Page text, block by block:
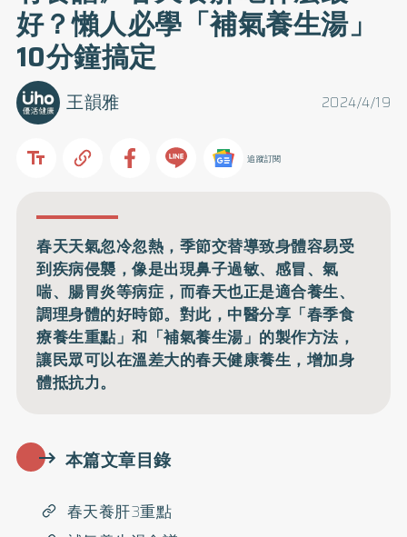
好？懶人必學「補氣養生湯」
10分鐘搞定
2024/4/19
王韻雅
追蹤訂閱
春天天氣忽冷忽熱，季節交替導致身體容易受
到疾病侵襲，像是出現鼻子過敏、感冒、氣
喘、腸胃炎等病症，而春天也正是適合養生、
調理身體的好時節。對此，中醫分享「春季食
療養生重點」和「補氣養生湯」的製作方法，
讓民眾可以在溫差大的春天健康養生，增加身
體抵抗力。
本篇文章目錄
春天養肝3重點